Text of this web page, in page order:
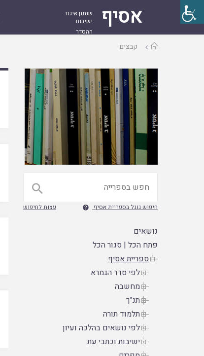
אסיף
שנתון איגוד
ישיבות
ההסדר
עמודקבצים

חיפוש גוגל בספריית אסיף  עצות לחיפוש
נושאים
פתח הכל |סגור הכל
ספריית אסיף
לפי סדר הגמרא
מחשבה
תנ"ך
תלמוד תורה
לפי נושאים בהלכה ועיון
ישיבות וכתבי עת